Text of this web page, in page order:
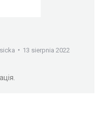
13 sierpnia 2022